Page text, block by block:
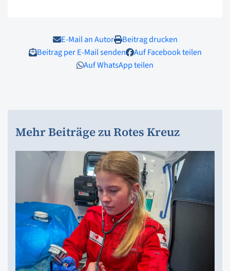
E-Mail an Autor
Beitrag drucken
Beitrag per E-Mail senden
Auf Facebook teilen
Auf WhatsApp teilen
Mehr Beiträge zu Rotes Kreuz